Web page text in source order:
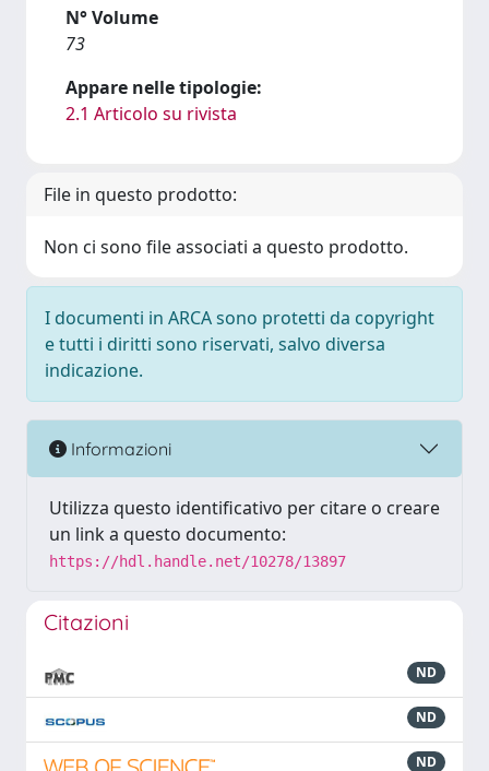
N° Volume
73
Appare nelle tipologie:
2.1 Articolo su rivista
File in questo prodotto:
Non ci sono file associati a questo prodotto.
I documenti in ARCA sono protetti da copyright
e tutti i diritti sono riservati, salvo diversa
indicazione.
Informazioni
Utilizza questo identificativo per citare o creare
un link a questo documento:
https://hdl.handle.net/10278/13897
Citazioni
ND
ND
ND